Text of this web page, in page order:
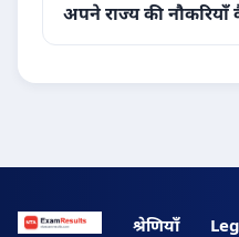
अपने राज्य की
श्रेणियाँ